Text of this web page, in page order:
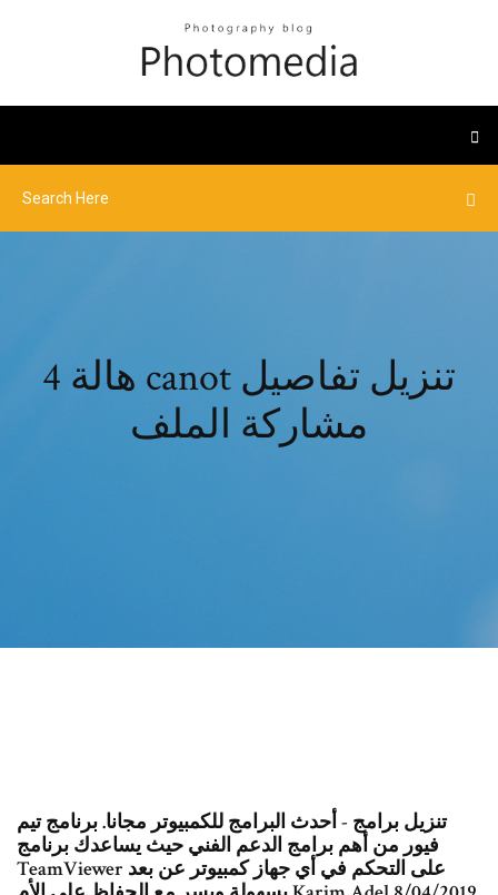
هالة 4 canot تنزيل تفاصيل
مشاركة الملف
تنزيل برامج - أحدث البرامج للكمبيوتر مجانا. برنامج تيم
فيور من أهم برامج الدعم الفني حيث يساعدك برنامج
TeamViewer على التحكم في أي جهاز كمبيوتر عن بعد